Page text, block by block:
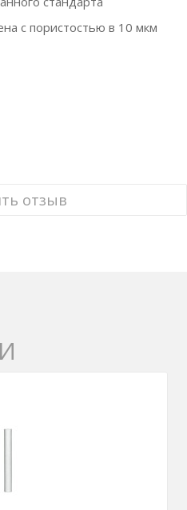
с пористостью в 10 мкм
отзыв
отзыва. Вы можете стать